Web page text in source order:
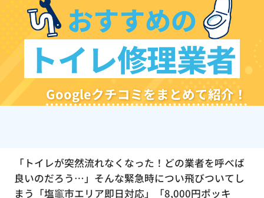
おすすめの
トイレ修理業者
Googleクチコミをまとめて紹介！
「トイレが突然流れなくなった！どの業者を呼べば
良いのだろう…」そんな緊急時につい飛びついてし
まう「塩竈市エリア即日対応」「8,000円ポッキ